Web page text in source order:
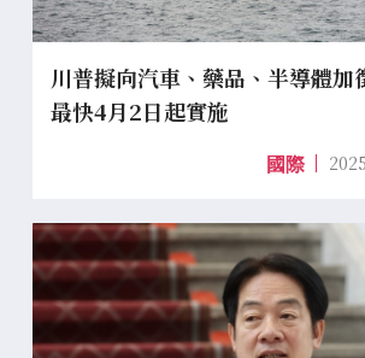
川普擬向汽車、藥品、半導體加
最快4月2日起實施
國際